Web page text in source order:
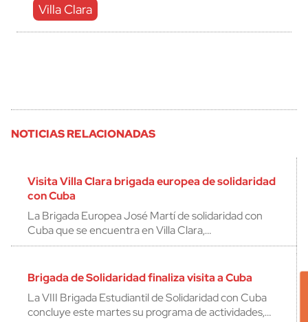
Villa Clara
NOTICIAS RELACIONADAS
Visita Villa Clara brigada europea de solidaridad
con Cuba
La Brigada Europea José Martí de solidaridad con
Cuba que se encuentra en Villa Clara,…
Brigada de Solidaridad finaliza visita a Cuba
La VIII Brigada Estudiantil de Solidaridad con Cuba
concluye este martes su programa de actividades,…